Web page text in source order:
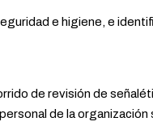
e higiene, e
de revisión de
de la